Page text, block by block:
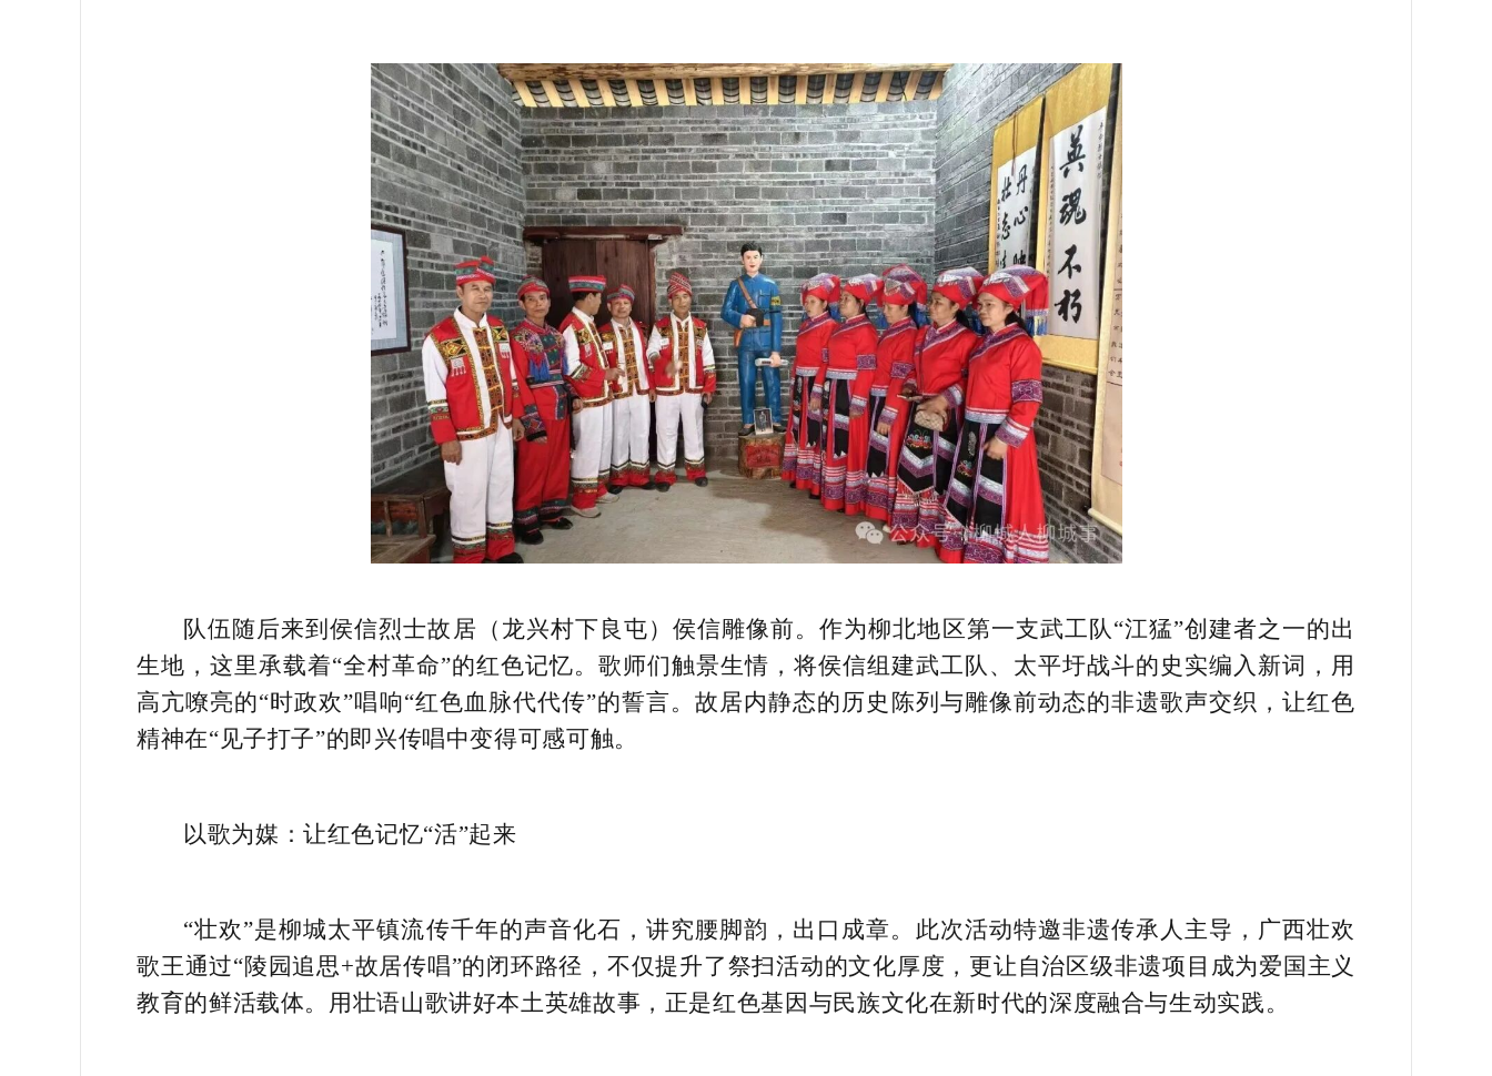
队伍随后来到侯信烈士故居（龙兴村下良屯）侯信雕像前。作为柳北地区第一支武工队“江猛”创建者之一的出
生地，这里承载着“全村革命”的红色记忆。歌师们触景生情，将侯信组建武工队、太平圩战斗的史实编入新词，用
高亢嘹亮的“时政欢”唱响“红色血脉代代传”的誓言。故居内静态的历史陈列与雕像前动态的非遗歌声交织，让红色
精神在“见子打子”的即兴传唱中变得可感可触。
以歌为媒：让红色记忆“活”起来
“壮欢”是柳城太平镇流传千年的声音化石，讲究腰脚韵，出口成章。此次活动特邀非遗传承人主导，广西壮欢
歌王通过“陵园追思+故居传唱”的闭环路径，不仅提升了祭扫活动的文化厚度，更让自治区级非遗项目成为爱国主义
教育的鲜活载体。用壮语山歌讲好本土英雄故事，正是红色基因与民族文化在新时代的深度融合与生动实践。